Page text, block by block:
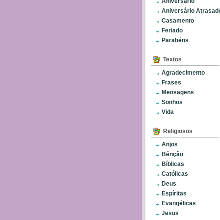
Aniversário
Casamento
Feriado
Parabéns
Textos
Agradecimento
Frases
Mensagens
Sonhos
Vida
Religiosos
Anjos
Bênção
Bíblicas
Católicas
Deus
Espíritas
Evangélicas
Jesus